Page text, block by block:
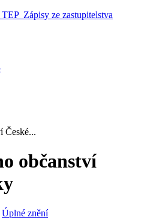
TEP Zápisy ze zastupitelstva
České...
občanství
Úplné znění